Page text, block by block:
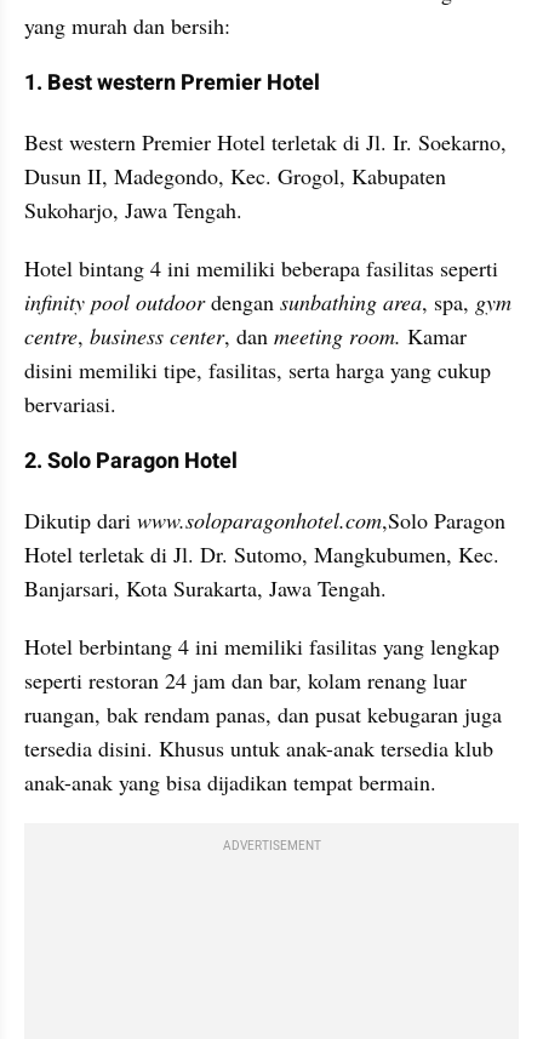
yang murah dan bersih:
1. Best western Premier Hotel
Best western Premier Hotel terletak di Jl. Ir. Soekarno,
Dusun II, Madegondo, Kec. Grogol, Kabupaten
Sukoharjo, Jawa Tengah.
infinity pool outdoor dengan sunbathing area, spa, gym
centre, business center, dan meeting room. Kamar
disini memiliki tipe, fasilitas, serta harga yang cukup
bervariasi.
2. Solo Paragon Hotel
Dikutip dari www.soloparagonhotel.com,Solo Paragon
Hotel terletak di Jl. Dr. Sutomo, Mangkubumen, Kec.
Banjarsari, Kota Surakarta, Jawa Tengah.
Hotel berbintang 4 ini memiliki fasilitas yang lengkap
seperti restoran 24 jam dan bar, kolam renang luar
ruangan, bak rendam panas, dan pusat kebugaran juga
tersedia disini. Khusus untuk anak-anak tersedia klub
anak-anak yang bisa dijadikan tempat bermain.
ADVERTISEMENT